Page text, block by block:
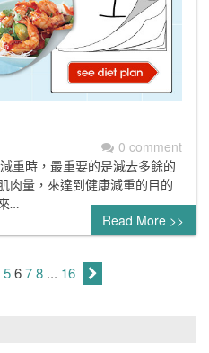
0 comment
重時，最重要的是減去多餘的
肉量，來達到健康減重的目的
…
Read More >>
5678 ... 16